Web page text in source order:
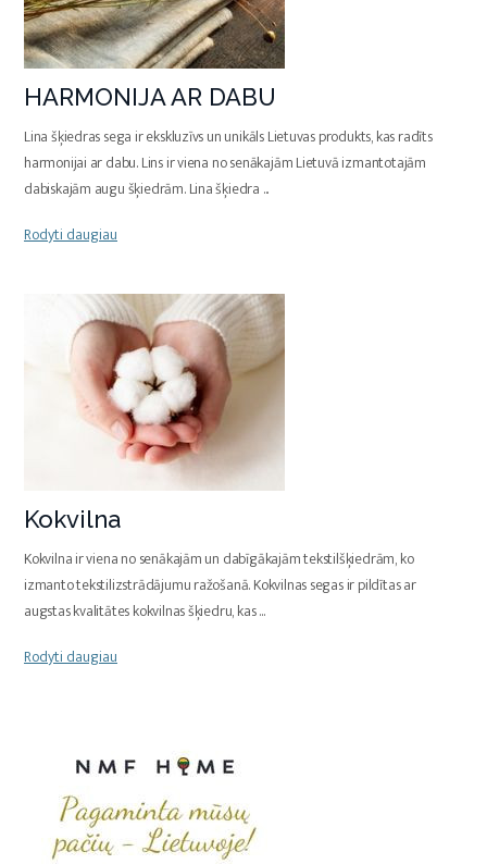
HARMONIJA AR DABU
Lina šķiedras sega ir ekskluzīvs un unikāls Lietuvas produkts, kas radīts
harmonijai ar dabu. Lins ir viena no senākajām Lietuvā izmantotajām
dabiskajām augu šķiedrām. Lina šķiedra ...
Rodyti daugiau
Kokvilna
Kokvilna ir viena no senākajām un dabīgākajām tekstilšķiedrām, ko
izmanto tekstilizstrādājumu ražošanā. Kokvilnas segas ir pildītas ar
augstas kvalitātes kokvilnas šķiedru, kas...
Rodyti daugiau